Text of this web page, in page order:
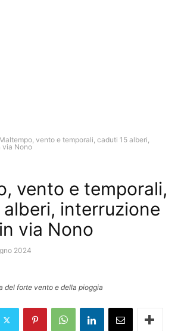
Maltempo, vento e temporali, caduti 15 alberi,
via Nono
vento e temporali,
interruzione
via Nono
2024
del forte vento e della pioggia